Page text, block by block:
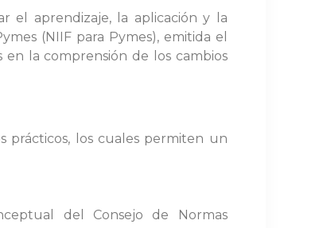
el aprendizaje, la aplicación y la
(NIIF para Pymes), emitida el
en la comprensión de los cambios
prácticos, los cuales permiten un
del Consejo de Normas